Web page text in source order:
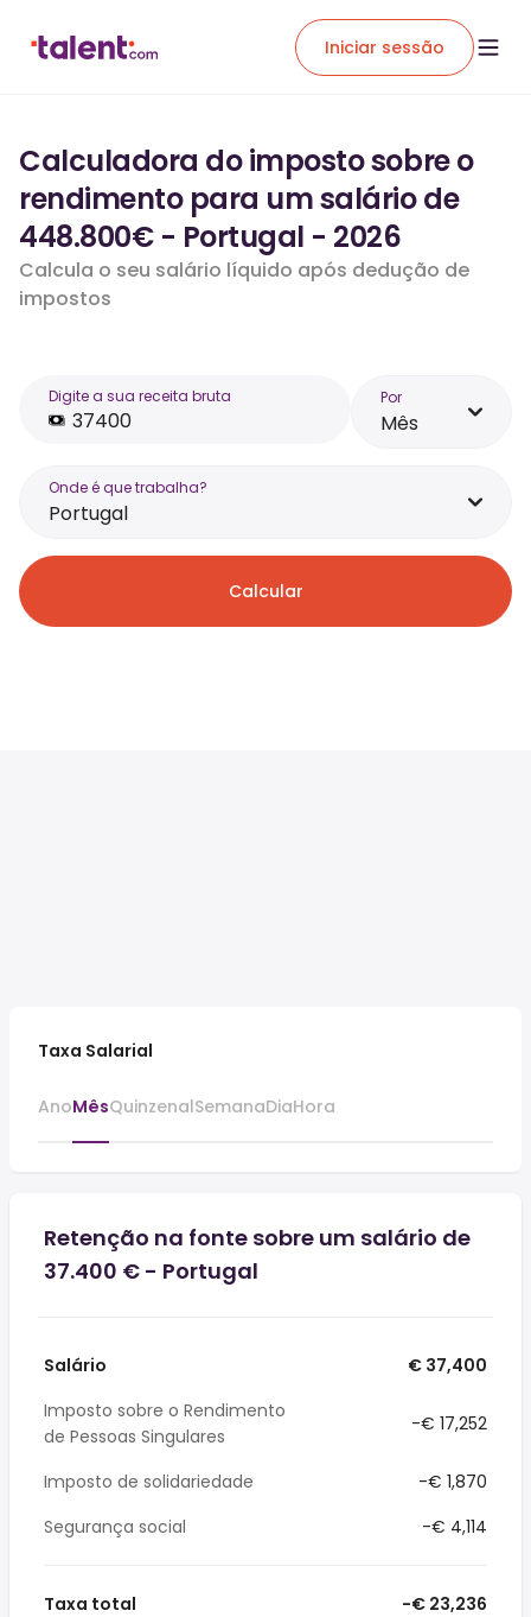
Iniciar sessão
Calculadora do imposto sobre o
rendimento para um salário de
448.800€ - Portugal - 2026
Calcula o seu salário líquido após dedução de
impostos
Digite a sua receita bruta Por
Mês
Onde é que trabalha?
Portugal
Calcular
Taxa Salarial
AnoMêsQuinzenalSemanaDiaHora
Retenção na fonte sobre um salário de
37.400 € - Portugal
Salário
€ 37,400
Imposto sobre o Rendimento
de Pessoas Singulares
-€ 17,252
Imposto de solidariedade
-€ 1,870
Segurança social
-€ 4,114
Taxa total -€ 23,236